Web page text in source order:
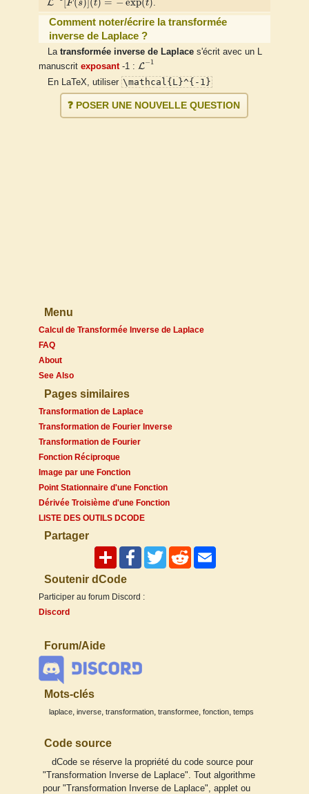
L F (s) (t) = −exp(t).
Comment noter/écrire la transformée
inverse de Laplace ?
La transformée inverse de Laplaces'écrit avec un L
manuscrit exposant-1 : L−1
1
En LaTeX, utiliser \mathcal{L}^{-1}
❓ POSER UNE NOUVELLE QUESTION
Menu
Calcul de Transformée Inverse de Laplace
FAQ
About
See Also
Pages similaires
Transformation de Laplace
Transformation de Fourier Inverse
Transformation de Fourier
Fonction Réciproque
Image par une Fonction
Point Stationnaire d'une Fonction
Dérivée Troisième d'une Fonction
LISTE DES OUTILS DCODE
Partager
Soutenir dCode
Participer au forum Discord :
Discord
Forum/Aide
Mots-clés
laplace, inverse, transformation, transformee, fonction, temps
Code source
dCode se réserve la propriété du code source pour
"Transformation Inverse de Laplace". Tout algorithme
pour "Transformation Inverse de Laplace", applet ou